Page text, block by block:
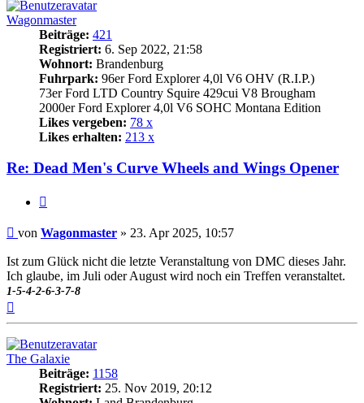
Wagonmaster
Beiträge: 421
Registriert: 6. Sep 2022, 21:58
Wohnort: Brandenburg
Fuhrpark: 96er Ford Explorer 4,0l V6 OHV (R.I.P.)
73er Ford LTD Country Squire 429cui V8 Brougham
2000er Ford Explorer 4,0l V6 SOHC Montana Edition
Likes vergeben: 78 x
Likes erhalten: 213 x
Re: Dead Men's Curve Wheels and Wings Opener
Beitrag
von Wagonmaster » 23. Apr 2025, 10:57
Ist zum Glück nicht die letzte Veranstaltung von DMC dieses Jahr.
Ich glaube, im Juli oder August wird noch ein Treffen veranstaltet.
1-5-4-2-6-3-7-8
The Galaxie
Beiträge: 1158
Registriert: 25. Nov 2019, 20:12